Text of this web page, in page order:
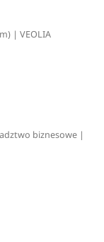
| VEOLIA
biznesowe |